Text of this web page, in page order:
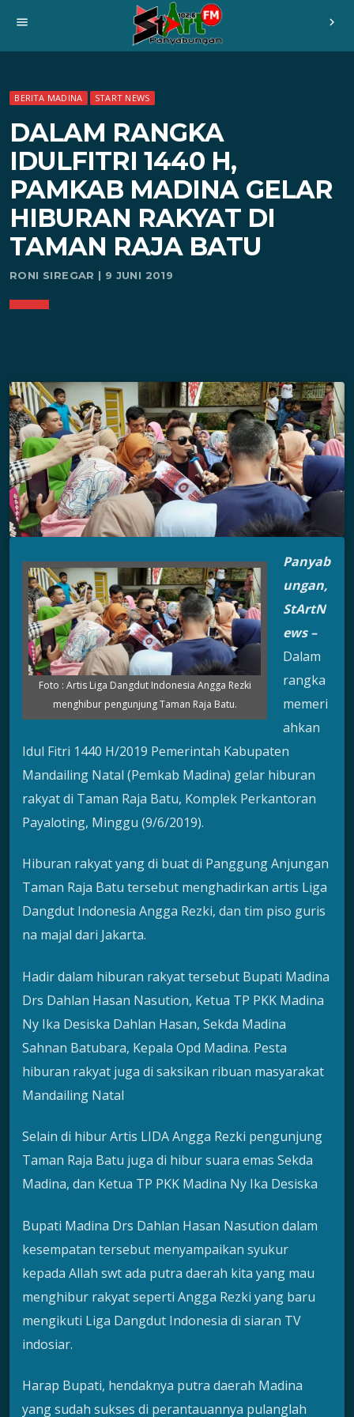
menu chevron_right
BERITA MADINA START NEWS
DALAM RANGKA
IDULFITRI 1440 H,
PAMKAB MADINA GELAR
HIBURAN RAKYAT DI
TAMAN RAJA BATU
RONI SIREGAR | 9 JUNI 2019
Foto : Artis Liga Dangdut Indonesia Angga Rezki
menghibur pengunjung Taman Raja Batu.
Panyab
ungan,
StArtN
ews –
Dalam
rangka
memeri
ahkan
Idul Fitri 1440 H/2019 Pemerintah Kabupaten
Mandailing Natal (Pemkab Madina) gelar hiburan
rakyat di Taman Raja Batu, Komplek Perkantoran
Payaloting, Minggu (9/6/2019).
Hiburan rakyat yang di buat di Panggung Anjungan
Taman Raja Batu tersebut menghadirkan artis Liga
Dangdut Indonesia Angga Rezki, dan tim piso guris
na majal dari Jakarta.
Hadir dalam hiburan rakyat tersebut Bupati Madina
Drs Dahlan Hasan Nasution, Ketua TP PKK Madina
Ny Ika Desiska Dahlan Hasan, Sekda Madina
Sahnan Batubara, Kepala Opd Madina. Pesta
hiburan rakyat juga di saksikan ribuan masyarakat
Mandailing Natal
Selain di hibur Artis LIDA Angga Rezki pengunjung
Taman Raja Batu juga di hibur suara emas Sekda
Madina, dan Ketua TP PKK Madina Ny Ika Desiska
Bupati Madina Drs Dahlan Hasan Nasution dalam
kesempatan tersebut menyampaikan syukur
kepada Allah swt ada putra daerah kita yang mau
menghibur rakyat seperti Angga Rezki yang baru
mengikuti Liga Dangdut Indonesia di siaran TV
indosiar.
Harap Bupati, hendaknya putra daerah Madina
yang sudah sukses di perantauannya pulanglah